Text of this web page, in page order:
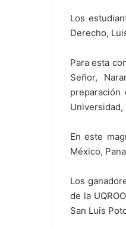
Los
Derecho,
Para esta
Señor,
preparación
En este
México,
Los
de la
San Luis